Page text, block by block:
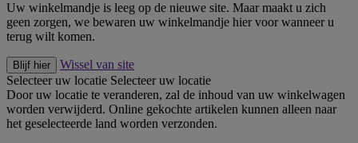
Uw winkelmandje is leeg op de nieuwe site. Maar maakt u zich
geen zorgen, we bewaren uw winkelmandje hier voor wanneer u
terug wilt komen.
Blijf hier
Wissel van site
Selecteer uw locatie Selecteer uw locatie
Door uw locatie te veranderen, zal de inhoud van uw winkelwagen
worden verwijderd. Online gekochte artikelen kunnen alleen naar
het geselecteerde land worden verzonden.